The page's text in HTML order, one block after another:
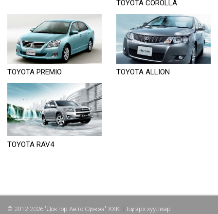
TOYOTA COROLLA
TOYOTA PREMIO TOYOTA ALLION
TOYOTA RAV4
© 2012-2026 "Доктор Авто Сүлжээ" ХХК Бүх эрх хуулиар